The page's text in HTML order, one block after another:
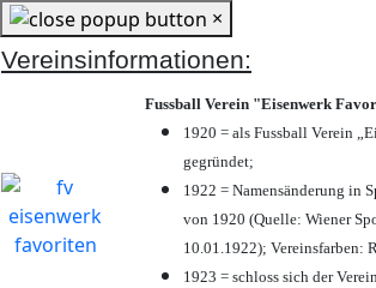
×
Vereinsinformationen:
Fussball Verein "Eisenwerk
1920 = als Fussball Verein
gegründet;
1922 = Namensänderung in
von 1920 (Quelle: Wiener
10.01.1922); Vereinsfarben:
1923 = schloss sich der